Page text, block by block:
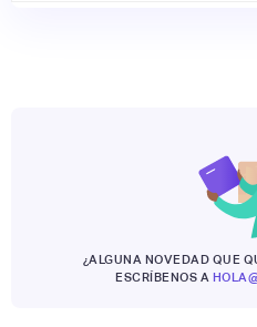
¿ALGUNA NOVEDAD QUE
ESCRÍBENOS A